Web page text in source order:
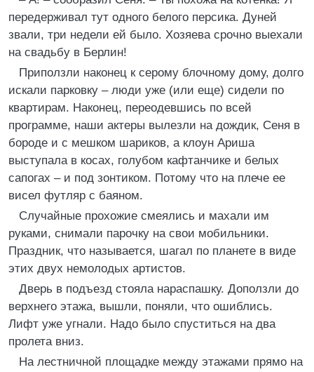
передерживал тут одного белого персика. Дуней
звали, три недели ей было. Хозяева срочно выехали
на свадьбу в Берлин!
Приползли наконец к серому блочному дому, долго
искали парковку – люди уже (или еще) сидели по
квартирам. Наконец, переодевшись по всей
программе, наши актеры вылезли на дождик, Сеня в
бороде и с мешком шариков, а клоун Ариша
выступала в косах, голубом кафтанчике и белых
сапогах – и под зонтиком. Потому что на плече ее
висел футляр с баяном.
Случайные прохожие смеялись и махали им
руками, снимали парочку на свои мобильники.
Праздник, что называется, шагал по планете в виде
этих двух немолодых артистов.
Дверь в подъезд стояла нараспашку. Доползли до
верхнего этажа, вышли, поняли, что ошиблись.
Лифт уже угнали. Надо было спуститься на два
пролета вниз.
На лестничной площадке между этажами прямо на